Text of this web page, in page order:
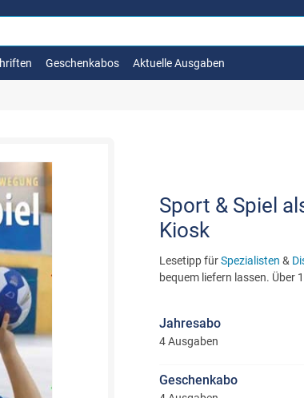
Geschenkabos Aktuelle Ausgaben
Sport & Spiel
Kiosk
Lesetipp fürSpezialisten &
bequem liefern lassen. Über
Jahresabo
4 Ausgaben
Geschenkabo